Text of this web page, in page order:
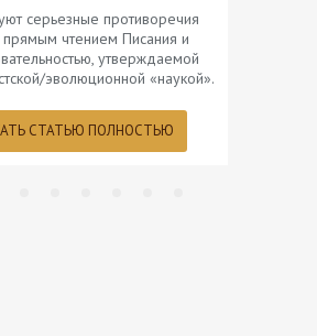
серьезные противоречия
чтением Писания и
утверждаемой
эволюционной «наукой».
СТАТЬЮ ПОЛНОСТЬЮ